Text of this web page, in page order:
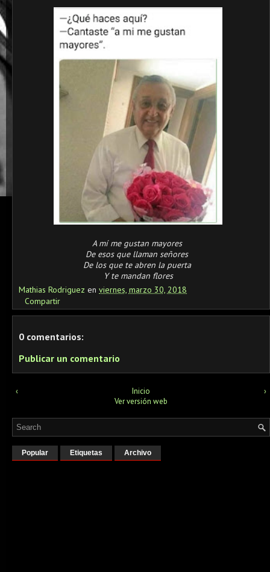
A mí me gustan mayores
De esos que llaman señores
De los que te abren la puerta
Y te mandan flores
Mathias Rodriguez en viernes, marzo 30, 2018
Compartir
0 comentarios:
Publicar un comentario
‹ ›
Inicio
Ver versión web
Popular Etiquetas Archivo